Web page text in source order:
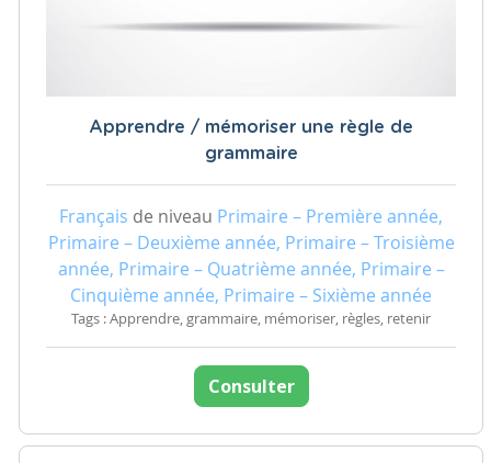
Apprendre / mémoriser une règle de
grammaire
Français de niveau Primaire – Première année,
Primaire – Deuxième année, Primaire – Troisième
année, Primaire – Quatrième année, Primaire –
Cinquième année, Primaire – Sixième année
Tags : Apprendre, grammaire, mémoriser, règles, retenir
Consulter